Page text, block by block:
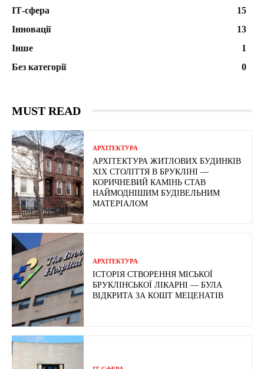
ІТ-сфера
15
Інновації
13
Інше
1
Без категорії
0
MUST READ
АРХІТЕКТУРА
АРХІТЕКТУРА ЖИТЛОВИХ БУДИНКІВ
ХІХ СТОЛІТТЯ В БРУКЛІНІ —
КОРИЧНЕВИЙ КАМІНЬ СТАВ
НАЙМОДНІШИМ БУДІВЕЛЬНИМ
МАТЕРІАЛОМ
АРХІТЕКТУРА
ІСТОРІЯ СТВОРЕННЯ МІСЬКОЇ
БРУКЛІНСЬКОЇ ЛІКАРНІ — БУЛА
ВІДКРИТА ЗА КОШТ МЕЦЕНАТІВ